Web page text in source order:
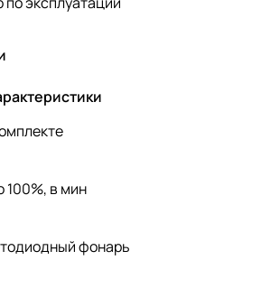
100%, в мин
фонарь